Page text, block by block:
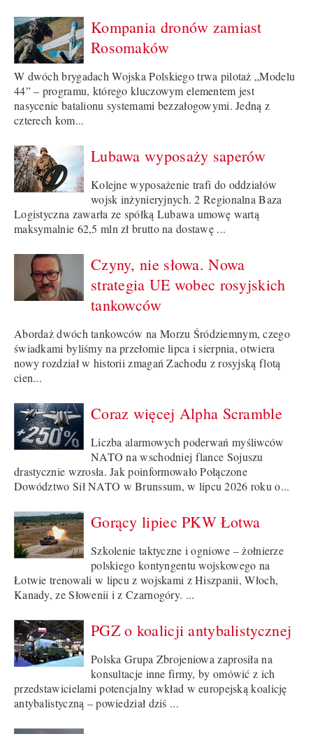
Kompania dronów zamiast
Rosomaków
W dwóch brygadach Wojska Polskiego trwa pilotaż „Modelu
44” – programu, którego kluczowym elementem jest
nasycenie batalionu systemami bezzałogowymi. Jedną z
czterech kom...
Lubawa wyposaży saperów
Kolejne wyposażenie trafi do oddziałów
wojsk inżynieryjnych. 2 Regionalna Baza
Logistyczna zawarła ze spółką Lubawa umowę wartą
maksymalnie 62,5 mln zł brutto na dostawę ...
Czyny, nie słowa. Nowa
strategia UE wobec rosyjskich
tankowców
Abordaż dwóch tankowców na Morzu Śródziemnym, czego
świadkami byliśmy na przełomie lipca i sierpnia, otwiera
nowy rozdział w historii zmagań Zachodu z rosyjską flotą
cien...
Coraz więcej Alpha Scramble
Liczba alarmowych poderwań myśliwców
NATO na wschodniej flance Sojuszu
drastycznie wzrosła. Jak poinformowało Połączone
Dowództwo Sił NATO w Brunssum, w lipcu 2026 roku o...
Gorący lipiec PKW Łotwa
Szkolenie taktyczne i ogniowe – żołnierze
polskiego kontyngentu wojskowego na
Łotwie trenowali w lipcu z wojskami z Hiszpanii, Włoch,
Kanady, ze Słowenii i z Czarnogóry. ...
PGZ o koalicji antybalistycznej
Polska Grupa Zbrojeniowa zaprosiła na
konsultacje inne firmy, by omówić z ich
przedstawicielami potencjalny wkład w europejską koalicję
antybalistyczną – powiedział dziś ...